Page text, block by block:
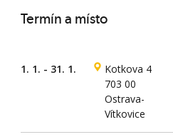
Termín a místo
1. 1. - 31. 1.
Kotkova 4
703 00
Ostrava-
Vítkovice